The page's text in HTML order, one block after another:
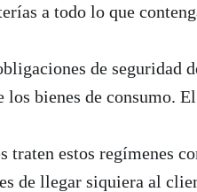
a todo lo que
de
los bienes de consumo.
traten estos regímenes
de llegar siquiera al